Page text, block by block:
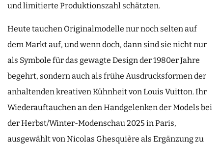
und limitierte Produktionszahl schätzten.
Heute tauchen Originalmodelle nur noch selten auf
dem Markt auf, und wenn doch, dann sind sie nicht nur
als Symbole für das gewagte Design der 1980er Jahre
begehrt, sondern auch als frühe Ausdrucksformen der
anhaltenden kreativen Kühnheit von Louis Vuitton. Ihr
Wiederauftauchen an den Handgelenken der Models bei
der Herbst/Winter-Modenschau 2025 in Paris,
ausgewählt von Nicolas Ghesquière als Ergänzung zu